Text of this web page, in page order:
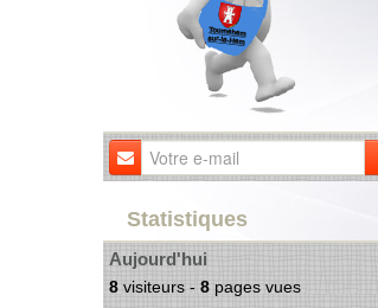
Statistiques
Aujourd'hui
8 visiteurs - 8 pages vues